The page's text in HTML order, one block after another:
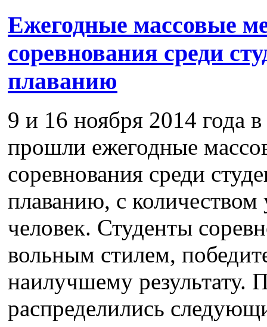
Ежегодные массовые
соревнования среди
плаванию
9 и 16 ноября 2014 года
прошли ежегодные
соревнования среди
плаванию, с количеством
человек. Студенты
вольным стилем,
наилучшему результату.
распределились